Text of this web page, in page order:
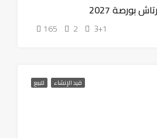
بورصة 2027
3+1
2
165
قيد الإنشاء للبيع